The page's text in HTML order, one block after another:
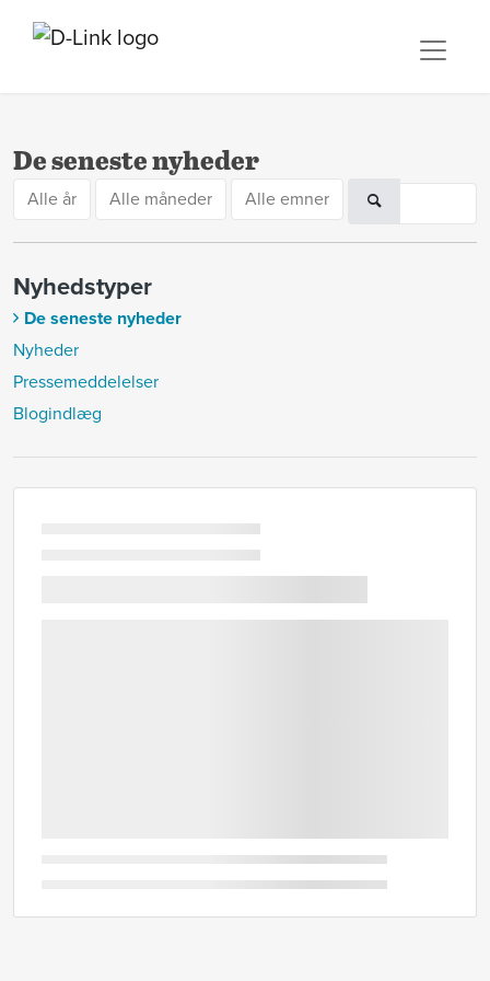
De seneste nyheder
Alle år Alle måneder Alle emner
Nyhedstyper
De seneste nyheder
Nyheder
Pressemeddelelser
Blogindlæg